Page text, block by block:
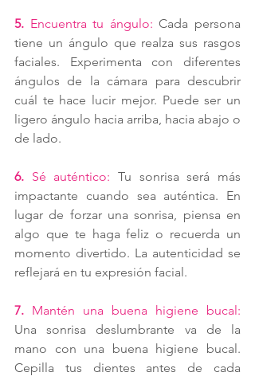
5. Encuentra tu ángulo: Cada persona
tiene un ángulo que realza sus rasgos
faciales. Experimenta con diferentes
ángulos de la cámara para descubrir
cuál te hace lucir mejor. Puede ser un
ligero ángulo hacia arriba, hacia abajo o
de lado.
6. Sé auténtico: Tu sonrisa será más
impactante cuando sea auténtica. En
lugar de forzar una sonrisa, piensa en
algo que te haga feliz o recuerda un
momento divertido. La autenticidad se
reflejará en tu expresión facial.
7. Mantén una buena higiene bucal:
Una sonrisa deslumbrante va de la
mano con una buena higiene bucal.
Cepilla tus dientes antes de cada